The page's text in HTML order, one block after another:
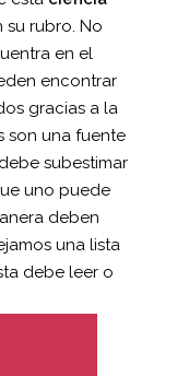
rubro. No
en el
encontrar
gracias a la
son una fuente
subestimar
uno puede
deben
una lista
debe leer o